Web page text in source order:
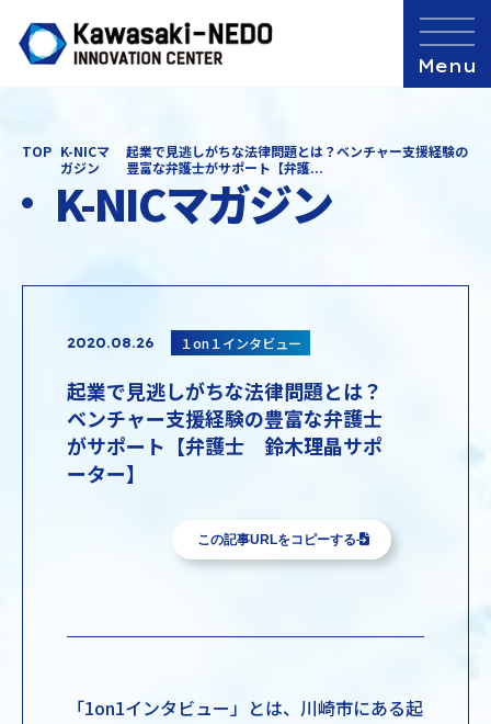
TOP K-NICマ
ガジン
起業で見逃しがちな法律問題とは？ベンチャー支援経験の
豊富な弁護士がサポート【弁護...
K-NICマガジン
2020.08.26 １on１インタビュー
起業で見逃しがちな法律問題とは？
ベンチャー支援経験の豊富な弁護士
がサポート【弁護士 鈴木理晶サポ
ーター】
この記事URLをコピーする
「1on1インタビュー」とは、川崎市にある起